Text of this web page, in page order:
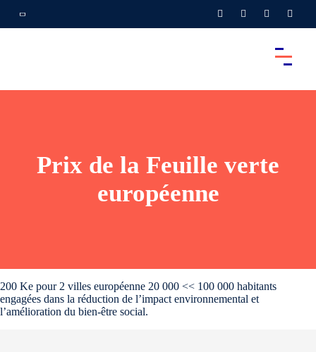
Prix de la Feuille verte
européenne
200 Ke pour 2 villes européenne 20 000 << 100 000 habitants
engagées dans la réduction de l’impact environnemental et
l’amélioration du bien-être social.